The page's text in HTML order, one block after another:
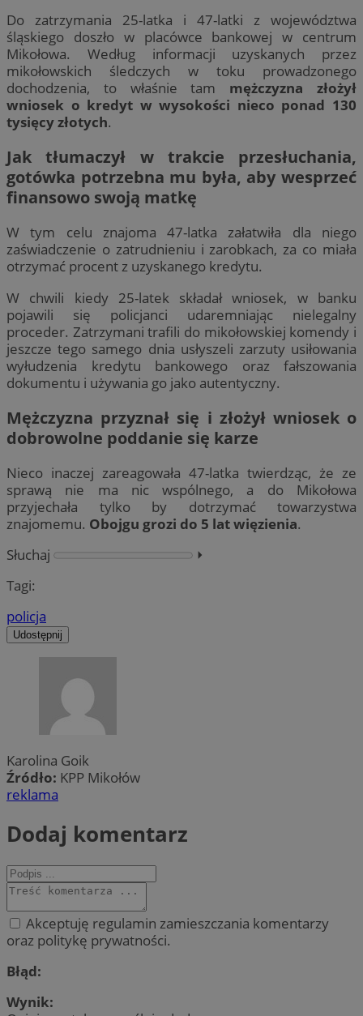
Do zatrzymania 25-latka i 47-latki z województwa
śląskiego doszło w placówce bankowej w centrum
Mikołowa. Według informacji uzyskanych przez
mikołowskich śledczych w toku prowadzonego
dochodzenia, to właśnie tam mężczyzna złożył
wniosek o kredyt w wysokości nieco ponad 130
tysięcy złotych.
Jak tłumaczył w trakcie przesłuchania,
gotówka potrzebna mu była, aby wesprzeć
finansowo swoją matkę
W tym celu znajoma 47-latka załatwiła dla niego
zaświadczenie o zatrudnieniu i zarobkach, za co miała
otrzymać procent z uzyskanego kredytu.
W chwili kiedy 25-latek składał wniosek, w banku
pojawili się policjanci udaremniając nielegalny
proceder. Zatrzymani trafili do mikołowskiej komendy i
jeszcze tego samego dnia usłyszeli zarzuty usiłowania
wyłudzenia kredytu bankowego oraz fałszowania
dokumentu i używania go jako autentyczny.
Mężczyzna przyznał się i złożył wniosek o
dobrowolne poddanie się karze
Nieco inaczej zareagowała 47-latka twierdząc, że ze
sprawą nie ma nic wspólnego, a do Mikołowa
przyjechała tylko by dotrzymać towarzystwa
znajomemu. Obojgu grozi do 5 lat więzienia.
Słuchaj
⏵︎
Tagi:
policja
Udostępnij
Karolina Goik
Źródło: KPP Mikołów
reklama
Dodaj komentarz
Akceptuję regulamin zamieszczania komentarzy
oraz politykę prywatności.
Błąd:
Wynik: